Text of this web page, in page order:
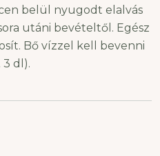
belül nyugodt elalvás
utáni bevételtől. Egész
Bő vízzel kell bevenni
3 dl).